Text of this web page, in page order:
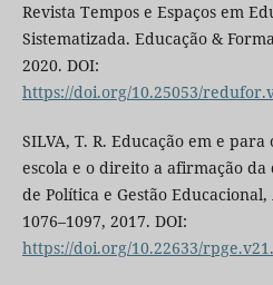
Revista Tempos e Espaços em
Sistematizada. Educação &
2020. DOI:
https://doi.org/10.25053/
SILVA, T. R. Educação em e
escola e o direito a afirmação
de Política e Gestão
1076–1097, 2017. DOI:
https://doi.org/10.22633/